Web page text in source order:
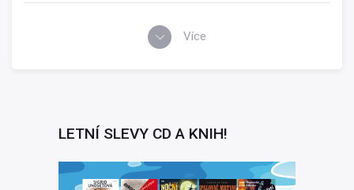
Více
LETNÍ SLEVY CD A KNIH!